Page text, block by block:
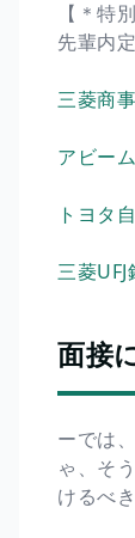
【＊特
先輩内
三菱商
アビー
トヨタ
三菱UFJ
面接
ーでは
ゃ、そ
けるべ